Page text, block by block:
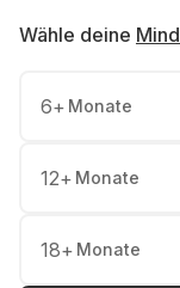
Wähle deine
6+ Monate
12+ Monate
18+ Monate